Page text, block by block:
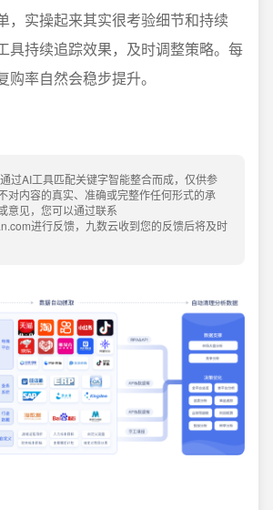
，实操起来其实很考验细节和持续
具持续追踪效果，及时调整策略。每
率自然会稳步提升。
过AI工具匹配关键字智能整合而成，仅供参
对内容的真实、准确或完整作任何形式的承
意见，您可以通过联系
进行反馈，九数云收到您的反馈后将及时